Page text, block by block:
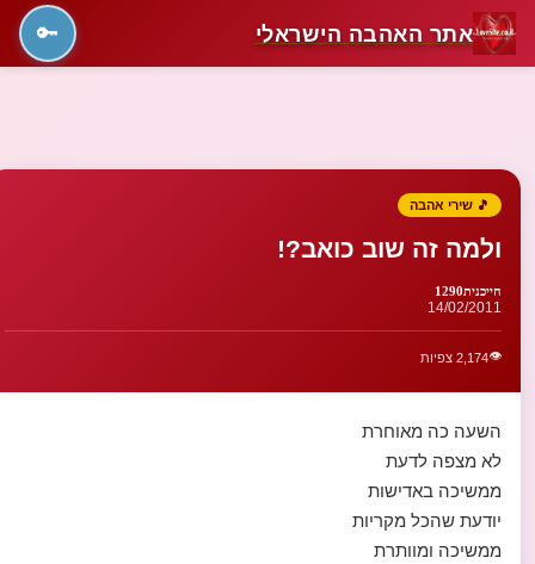
אתר האהבה הישראלי 🔑
🎵 שירי אהבה
ולמה זה שוב כואב?!
חייכנית1290
14/02/2011
👁️2,174 צפיות
השעה כה מאוחרת
לא מצפה לדעת
ממשיכה באדישות
יודעת שהכל מקריות
ממשיכה ומוותרת